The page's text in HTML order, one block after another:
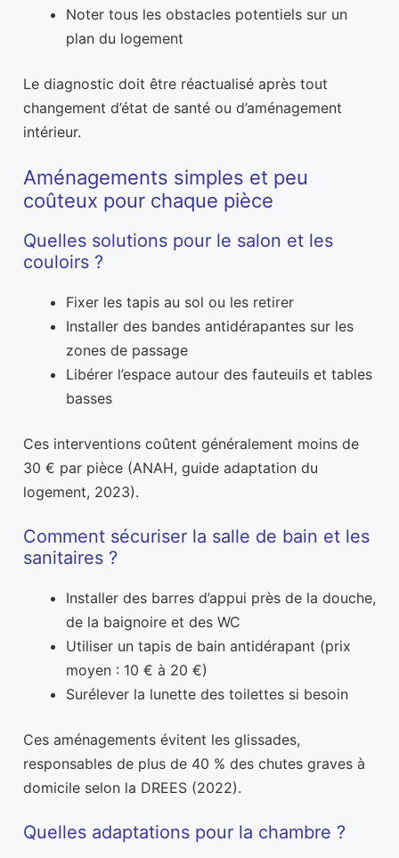
Noter tous les obstacles potentiels sur un
plan du logement
Le diagnostic doit être réactualisé après tout
changement d’état de santé ou d’aménagement
intérieur.
Aménagements simples et peu
coûteux pour chaque pièce
Quelles solutions pour le salon et les
couloirs ?
Fixer les tapis au sol ou les retirer
Installer des bandes antidérapantes sur les
zones de passage
Libérer l’espace autour des fauteuils et tables
basses
Ces interventions coûtent généralement moins de
30 € par pièce (ANAH, guide adaptation du
logement, 2023).
Comment sécuriser la salle de bain et les
sanitaires ?
Installer des barres d’appui près de la douche,
de la baignoire et des WC
Utiliser un tapis de bain antidérapant (prix
moyen : 10 € à 20 €)
Surélever la lunette des toilettes si besoin
Ces aménagements évitent les glissades,
responsables de plus de 40 % des chutes graves à
domicile selon la DREES (2022).
Quelles adaptations pour la chambre ?